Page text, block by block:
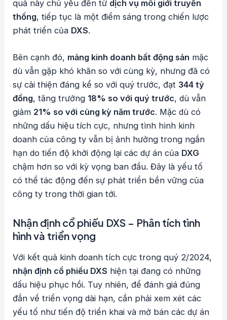
quả này chủ yếu đến từ dịch vụ môi giới truyền
thống, tiếp tục là một điểm sáng trong chiến lược
phát triển của DXS.
Bên cạnh đó, mảng kinh doanh bất động sản mặc
dù vẫn gặp khó khăn so với cùng kỳ, nhưng đã có
sự cải thiện đáng kể so với quý trước, đạt 344 tỷ
đồng, tăng trưởng 18% so với quý trước, dù vẫn
giảm 21% so với cùng kỳ năm trước. Mặc dù có
những dấu hiệu tích cực, nhưng tình hình kinh
doanh của công ty vẫn bị ảnh hưởng trong ngắn
hạn do tiến độ khởi động lại các dự án của DXG
chậm hơn so với kỳ vọng ban đầu. Đây là yếu tố
có thể tác động đến sự phát triển bền vững của
công ty trong thời gian tới.
Nhận định cổ phiếu DXS – Phân tích tình
hình và triển vọng
Với kết quả kinh doanh tích cực trong quý 2/2024,
nhận định cổ phiếu DXS hiện tại đang có những
dấu hiệu phục hồi. Tuy nhiên, để đánh giá đúng
đắn về triển vọng dài hạn, cần phải xem xét các
yếu tố như tiến độ triển khai và mở bán các dự án